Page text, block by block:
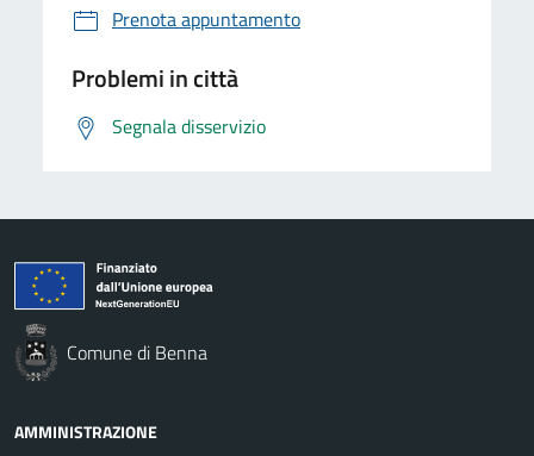
Prenota appuntamento
Problemi in città
Segnala disservizio
Comune di Benna
AMMINISTRAZIONE